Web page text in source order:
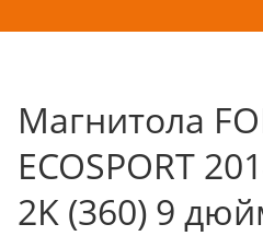
Магнитола
ECOSPORT
2K (360) 9